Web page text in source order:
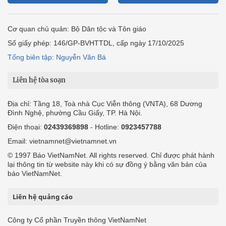
Cơ quan chủ quản: Bộ Dân tộc và Tôn giáo
Số giấy phép: 146/GP-BVHTTDL, cấp ngày 17/10/2025
Tổng biên tập: Nguyễn Văn Bá
Liên hệ tòa soạn
Địa chỉ: Tầng 18, Toà nhà Cục Viễn thông (VNTA), 68 Dương
Đình Nghệ, phường Cầu Giấy, TP. Hà Nội.
Điện thoại: 02439369898 - Hotline: 0923457788
Email: vietnamnet@vietnamnet.vn
© 1997 Báo VietNamNet. All rights reserved. Chỉ được phát hành
lại thông tin từ website này khi có sự đồng ý bằng văn bản của
báo VietNamNet.
Liên hệ quảng cáo
Công ty Cổ phần Truyền thông VietNamNet